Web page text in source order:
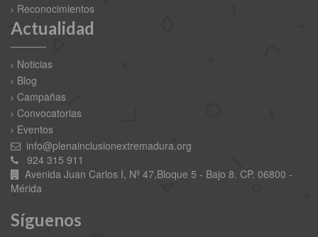
Reconocimientos
Actualidad
Noticias
Blog
Campañas
Convocatorias
Eventos
info@plenainclusionextremadura.org
924 315 911
Avenida Juan Carlos I, Nº 47,Bloque 5 - Bajo 8. CP. 06800 -
Mérida
Síguenos